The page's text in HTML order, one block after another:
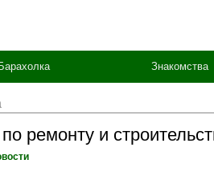
Барахолка Знакомства
ремонту и